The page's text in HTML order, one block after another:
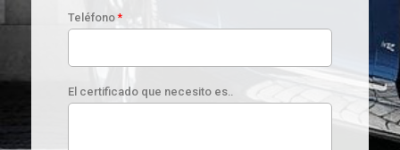
Teléfono*
El certificado que necesito es..